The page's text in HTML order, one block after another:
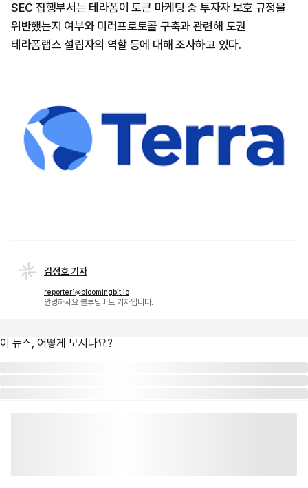
SEC 집행부서는 테라폼이 토큰 마케팅 중 투자자 보호 규정을
위반했는지 여부와 미러프로토콜 구축과 관련해 도권
테라폼랩스 설립자의 역할 등에 대해 조사하고 있다.
김정호 기자
reporter1@bloomingbit.io
안녕하세요 블루밍비트 기자입니다.
이 뉴스, 어떻게 보시나요?